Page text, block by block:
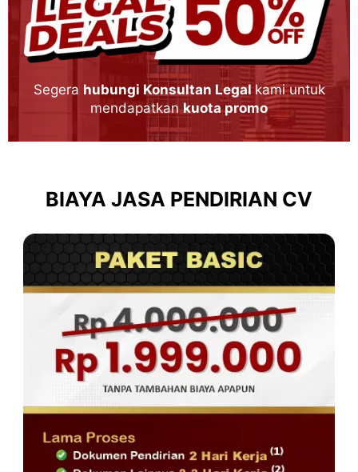
Segera hubungi Konsultan Legal kami untuk
mendapatkankuota promo
BIAYA JASA PENDIRIAN CV